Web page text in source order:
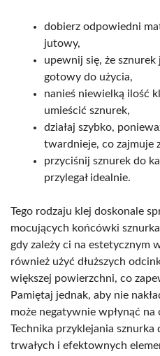
dobierz odpowiedni
jutowy,
upewnij się, że
gotowy do użycia,
nanieś niewielką ilość
umieścić sznurek,
działaj szybko,
twardnieje, co zajmuje
przyciśnij sznurek do
przylegał idealnie.
Tego rodzaju klej doskonale
mocujących końcówki
gdy zależy ci na estetycznym
również użyć dłuższych
większej powierzchni, co
Pamiętaj jednak, aby nie
może negatywnie wpłynąć
Technika przyklejania
trwałych i efektownych